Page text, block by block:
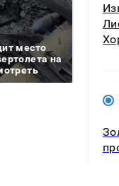
место
на
Все